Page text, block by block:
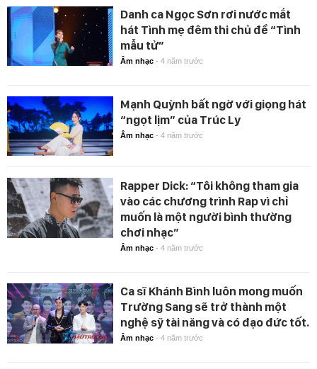
Danh ca Ngọc Sơn rơi nước mắt
hát Tình mẹ đêm thi chủ đề “Tình
mẫu tử”
Âm nhạc - 4 năm trước
Mạnh Quỳnh bất ngờ với giọng hát
“ngọt lịm” của Trúc Ly
Âm nhạc - 4 năm trước
Rapper Dick: “Tôi không tham gia
vào các chương trình Rap vì chỉ
muốn là một người bình thường
chơi nhạc”
Âm nhạc - 4 năm trước
Ca sĩ Khánh Bình luôn mong muốn
Trường Sang sẽ trở thành một
nghệ sỹ tài năng và có đạo đức tốt.
Âm nhạc - 4 năm trước